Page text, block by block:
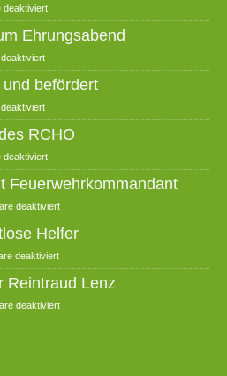
deaktiviert
Ehrungsabend
befördert
RCHO
deaktiviert
Feuerwehrkommandant
deaktiviert
Helfer
deaktiviert
Reintraud Lenz
deaktiviert